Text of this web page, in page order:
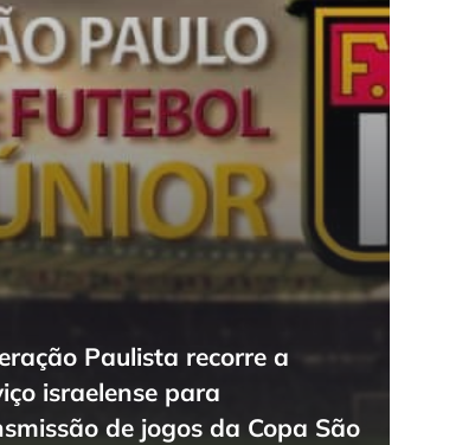
Paulista recorre a
israelense para
de jogos da Copa São